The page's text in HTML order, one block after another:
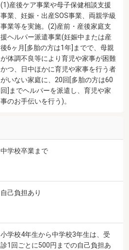
(1)産後ケア事業や母子保健相談支援
事業、妊娠・出産SOS事業、両親学級
事業等を実施。(2)産前・産後家庭支
援ヘルパー派遣事業(妊娠中または産
後6ヶ月[多胎の方は1年]までで、母親
が体調不良等により育児や家事が困難
かつ、日中ほかに育児や家事を行う者
がいない家庭に、20回[多胎の方は60
回]までヘルパーを派遣し、育児や家
事のお手伝いを行う)。
中学校卒業まで
自己負担あり
小学校4年生から中学校3年生は、受
診1回ごとに500円までの自己負担あ